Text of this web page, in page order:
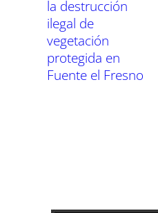
la destrucción
ilegal de
vegetación
protegida en
Fuente el Fresno